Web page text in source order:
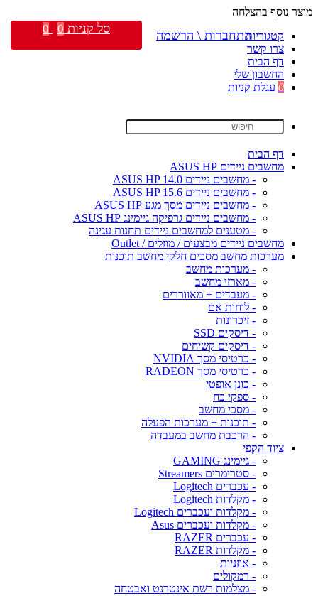
מוצר נוסף בהצלחה
קטגוריות
צרו קשר
דף הבית
החשבון שלי
0 עגלת קניות
דף הבית
מחשבים ניידים ASUS HP
- מחשבים ניידים ASUS HP 14.0
- מחשבים ניידים ASUS HP 15.6
- מחשבים ניידים מסך מגע ASUS HP
- מחשבים ניידים גרפיקה גיימינג ASUS HP
- מטענים למחשבים ניידים תחנות עגינה
מחשבים ניידים מבצעים / מוזלים / Outlet
מערכות מחשב מסכים חלקי מחשב תוכנות
- מערכות מחשב
- מארזי מחשב
- מעבדים + מאווררים
- לוחות אם
- זיכרונות
- דיסקים SSD
- דיסקים קשיחים
- כרטיסי מסך NVIDIA
- כרטיסי מסך RADEON
- כונן אופטי
- ספקי כח
- מסכי מחשב
- תוכנות + מערכות הפעלה
- הרכבת מחשב במעבדה
ציוד הקפי
- גיימינג GAMING
- סטרימרים Streamers
- עכברים Logitech
- מקלדות Logitech
- מקלדות ועכברים Logitech
- מקלדות ועכברים Asus
- עכברים RAZER
- מקלדות RAZER
- אוזניות
- רמקולים
- מצלמות רשת אינטרנט ואבטחה
התחברות \ הרשמה סל קניות 0
0